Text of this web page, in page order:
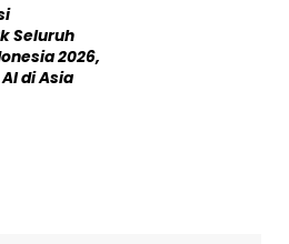
Seluruh
2026,
di Asia